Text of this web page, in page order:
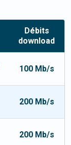
Débits
download
100 Mb/s
200 Mb/s
200 Mb/s